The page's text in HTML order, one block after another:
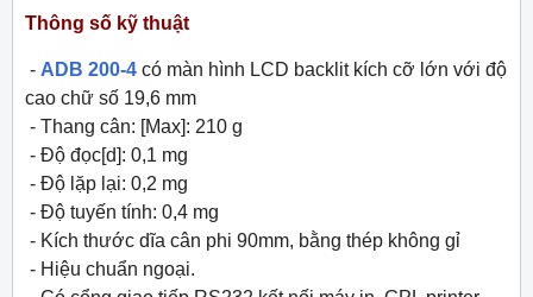
Thông số kỹ thuật
- ADB 200-4 có màn hình LCD backlit kích cỡ lớn với độ
cao chữ số 19,6 mm
- Thang cân: [Max]: 210 g
- Độ đọc[d]: 0,1 mg
- Độ lặp lại: 0,2 mg
- Độ tuyến tính: 0,4 mg
- Kích thước dĩa cân phi 90mm, bằng thép không gỉ
- Hiệu chuẩn ngoại.